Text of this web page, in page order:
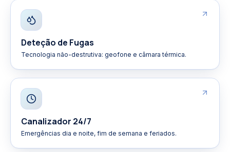
Deteção de Fugas
Tecnologia não-destrutiva: geofone e câmara térmica.
Canalizador 24/7
Emergências dia e noite, fim de semana e feriados.